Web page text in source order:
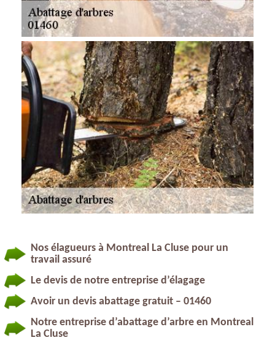
Nos élagueurs à Montreal La Cluse pour un
travail assuré
Le devis de notre entreprise d’élagage
Avoir un devis abattage gratuit – 01460
Notre entreprise d’abattage d’arbre en Montreal
La Cluse